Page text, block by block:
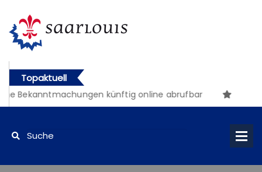
Topaktuell
Bekanntmachungen künftig online abrufbar